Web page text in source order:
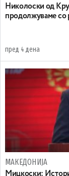
Николоски од
продолжуваме со
пред 4 дена
МАКЕДОНИЈА
Мицкоски: